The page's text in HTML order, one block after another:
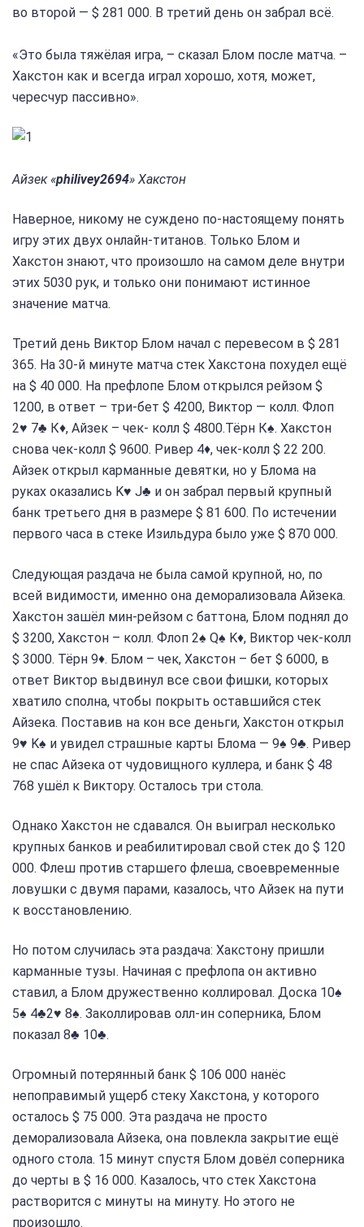
во второй — $ 281 000. В третий день он забрал всё.
«Это была тяжёлая игра, – сказал Блом после матча. –
Хакстон как и всегда играл хорошо, хотя, может,
чересчур пассивно».
Айзек «philivey2694» Хакстон
Наверное, никому не суждено по-настоящему понять
игру этих двух онлайн-титанов. Только Блом и
Хакстон знают, что произошло на самом деле внутри
этих 5030 рук, и только они понимают истинное
значение матча.
Третий день Виктор Блом начал с перевесом в $ 281
365. На 30-й минуте матча стек Хакстона похудел ещё
на $ 40 000. На префлопе Блом открылся рейзом $
1200, в ответ – три-бет $ 4200, Виктор — колл. Флоп
2♥ 7♣ К♦, Айзек – чек- колл $ 4800.Тёрн К♠. Хакстон
снова чек-колл $ 9600. Ривер 4♦, чек-колл $ 22 200.
Айзек открыл карманные девятки, но у Блома на
руках оказались K♥ J♣ и он забрал первый крупный
банк третьего дня в размере $ 81 600. По истечении
первого часа в стеке Изильдура было уже $ 870 000.
Следующая раздача не была самой крупной, но, по
всей видимости, именно она деморализовала Айзека.
Хакстон зашёл мин-рейзом с баттона, Блом поднял до
$ 3200, Хакстон – колл. Флоп 2♠ Q♠ K♦, Виктор чек-колл
$ 3000. Тёрн 9♦. Блом – чек, Хакстон – бет $ 6000, в
ответ Виктор выдвинул все свои фишки, которых
хватило сполна, чтобы покрыть оставшийся стек
Айзека. Поставив на кон все деньги, Хакстон открыл
9♥ K♠ и увидел страшные карты Блома — 9♠ 9♣. Ривер
не спас Айзека от чудовищного куллера, и банк $ 48
768 ушёл к Виктору. Осталось три стола.
Однако Хакстон не сдавался. Он выиграл несколько
крупных банков и реабилитировал свой стек до $ 120
000. Флеш против старшего флеша, своевременные
ловушки с двумя парами, казалось, что Айзек на пути
к восстановлению.
Но потом случилась эта раздача: Хакстону пришли
карманные тузы. Начиная с префлопа он активно
ставил, а Блом дружественно коллировал. Доска 10♠
5♠ 4♣2♥ 8♠. Заколлировав олл-ин соперника, Блом
показал 8♣ 10♣.
Огромный потерянный банк $ 106 000 нанёс
непоправимый ущерб стеку Хакстона, у которого
осталось $ 75 000. Эта раздача не просто
деморализовала Айзека, она повлекла закрытие ещё
одного стола. 15 минут спустя Блом довёл соперника
до черты в $ 16 000. Казалось, что стек Хакстона
растворится с минуты на минуту. Но этого не
произошло.